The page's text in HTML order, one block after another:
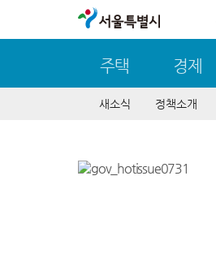
서울특별시
주택 경제
새소식 정책소개